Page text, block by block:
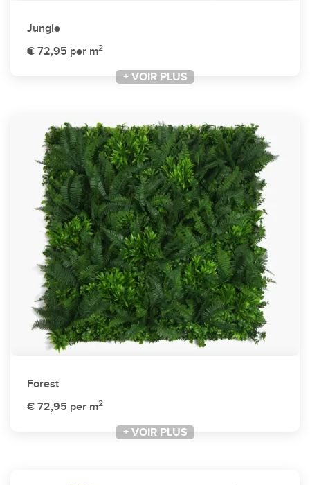
Jungle
€ 72,95 per m2
+ VOIR PLUS
Forest
€ 72,95 per m2
+ VOIR PLUS